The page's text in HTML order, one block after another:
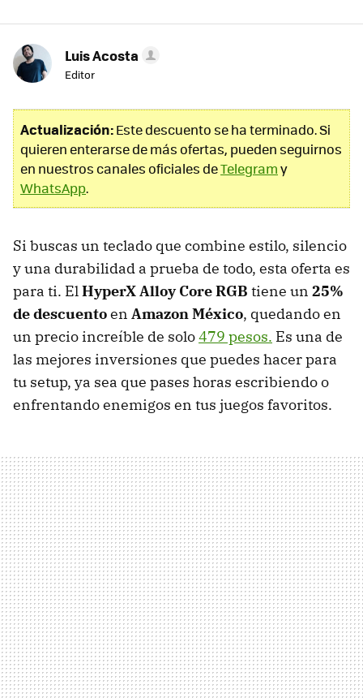
Luis Acosta
Editor
Actualización:Este descuento se ha terminado. Si
quieren enterarse de más ofertas, pueden seguirnos
en nuestros canales oficiales deTelegramy
WhatsApp.
Si buscas un teclado que combine estilo, silencio
y una durabilidad a prueba de todo, esta oferta es
para ti. ElHyperX Alloy Core RGB tiene un 25%
de descuentoen Amazon México, quedando en
un precio increíble de solo479 pesos. Es una de
las mejores inversiones que puedes hacer para
tu setup, ya sea que pases horas escribiendo o
enfrentando enemigos en tus juegos favoritos.